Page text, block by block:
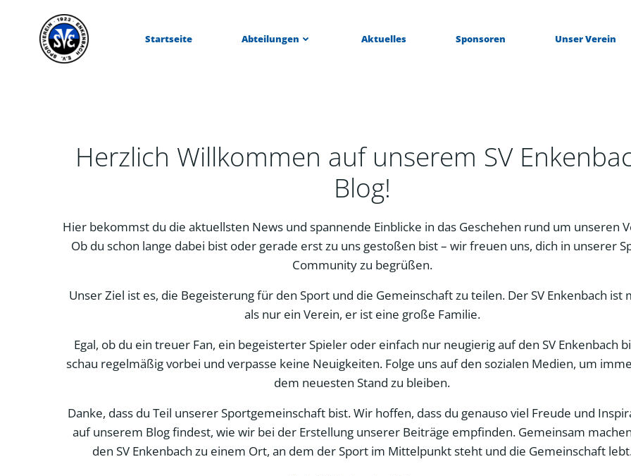
springen
Startseite Abteilungen Aktuelles Sponsoren Unser Verein
Herzlich Willkommen auf unserem SV
Blog!
Hier bekommst du die aktuellsten News und spannende Einblicke in das Geschehen rund um unseren
Ob du schon lange dabei bist oder gerade erst zu uns gestoßen bist – wir freuen uns, dich in unserer
Community zu begrüßen.
Unser Ziel ist es, die Begeisterung für den Sport und die Gemeinschaft zu teilen. Der SV Enkenbach ist
als nur ein Verein, er ist eine große Familie.
Egal, ob du ein treuer Fan, ein begeisterter Spieler oder einfach nur neugierig auf den SV Enkenbach
schau regelmäßig vorbei und verpasse keine Neuigkeiten. Folge uns auf den sozialen Medien, um
dem neuesten Stand zu bleiben.
Danke, dass du Teil unserer Sportgemeinschaft bist. Wir hoffen, dass du genauso viel Freude und
auf unserem Blog findest, wie wir bei der Erstellung unserer Beiträge empfinden. Gemeinsam
den SV Enkenbach zu einem Ort, an dem der Sport im Mittelpunkt steht und die Gemeinschaft